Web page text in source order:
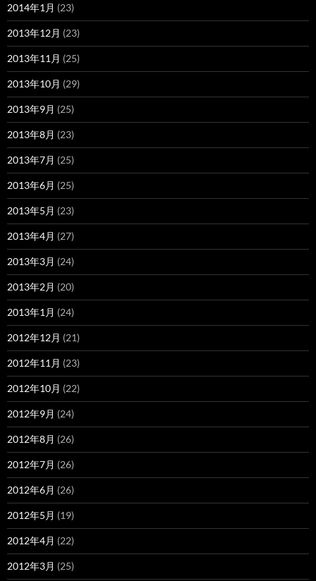
2014年1月 (23)
2013年12月 (23)
2013年11月 (25)
2013年10月 (29)
2013年9月 (25)
2013年8月 (23)
2013年7月 (25)
2013年6月 (25)
2013年5月 (23)
2013年4月 (27)
2013年3月 (24)
2013年2月 (20)
2013年1月 (24)
2012年12月 (21)
2012年11月 (23)
2012年10月 (22)
2012年9月 (24)
2012年8月 (26)
2012年7月 (26)
2012年6月 (26)
2012年5月 (19)
2012年4月 (22)
2012年3月 (25)